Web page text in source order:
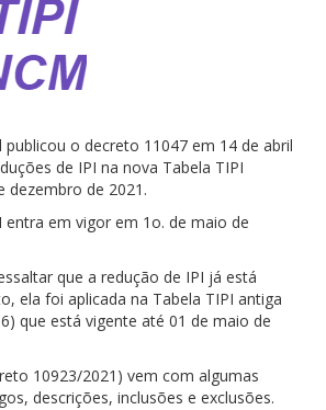
publicou o decreto 11047 em 14 de abril
de IPI na nova Tabela TIPI
dezembro de 2021.
entra em vigor em 1o. de maio de
que a redução de IPI já está
ela foi aplicada na Tabela TIPI antiga
que está vigente até 01 de maio de
10923/2021) vem com algumas
descrições, inclusões e exclusões.